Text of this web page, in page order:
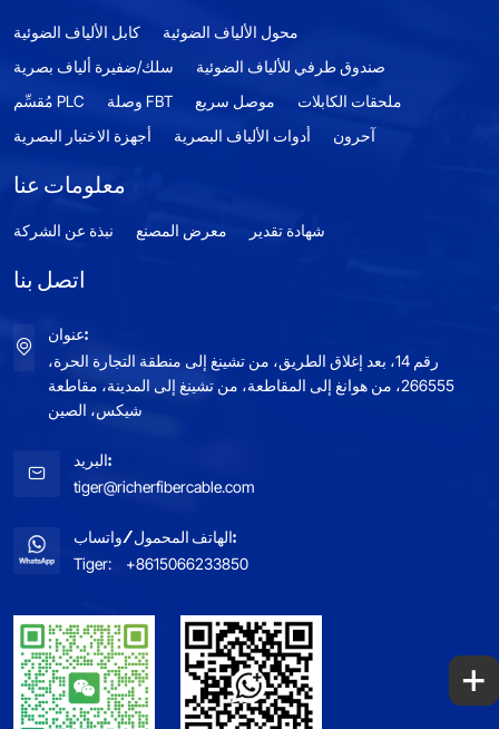
كابل الألياف الضوئية
محول الألياف الضوئية
سلك/ضفيرة ألياف بصرية
صندوق طرفي للألياف الضوئية
مُقسِّم PLC
وصلة FBT موصل سريع
ملحقات الكابلات
أجهزة الاختبار البصرية
أدوات الألياف البصرية آحرون
معلومات عنا
نبذة عن الشركة معرض المصنع شهادة تقدير
اتصل بنا
عنوان:
رقم 14، بعد إغلاق الطريق، من تشينغ إلى منطقة التجارة الحرة،
266555، من هوانغ إلى المقاطعة، من تشينغ إلى المدينة، مقاطعة
شيكس، الصين
البريد:
tiger@richerfibercable.com
الهاتف المحمول/واتساب:
Tiger:
+8615066233850
+